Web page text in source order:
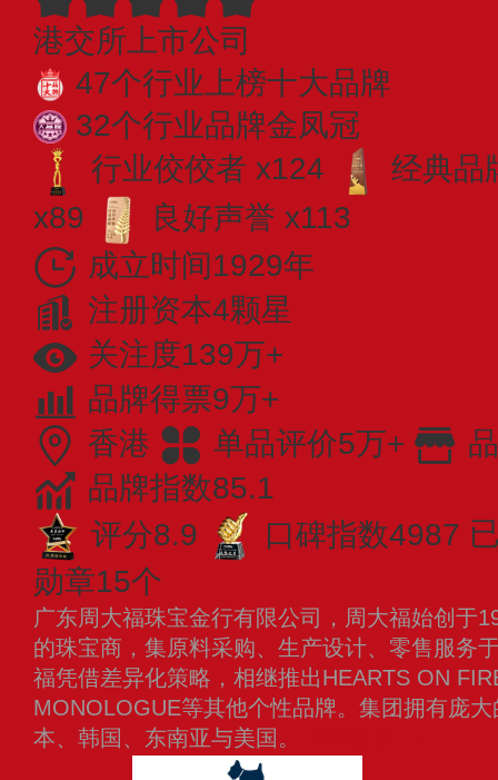
港交所上市公司
47个行业上榜十大品牌
32个行业品牌金凤冠
行业佼佼者 x124
经典品
x89
良好声誉 x113
成立时间1929年
注册资本4颗星
关注度139万+
品牌得票9万+
香港
单品评价5万+
品牌指数85.1
评分8.9
口碑指数4987
勋章15个
广东周大福珠宝金行有限公司，周大福始创于
的珠宝商，集原料采购、生产设计、零售服务
福凭借差异化策略，相继推出HEARTS ON
MONOLOGUE等其他个性品牌。集团拥有庞
本、韩国、东南亚与美国。